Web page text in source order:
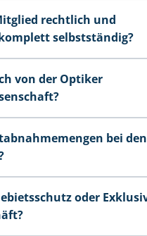
rechtlich und
selbstständig?
von der Optiker
bei den
oder